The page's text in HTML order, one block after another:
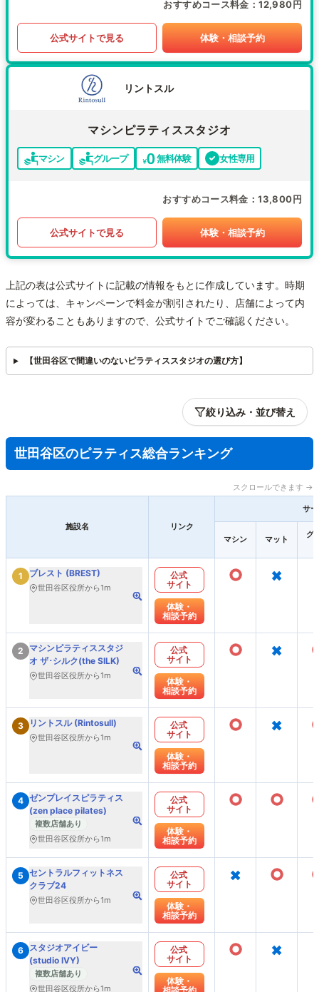
おすすめコース料金 12,980円
公式サイトで見る 体験・相談予約
リントスル
マシンピラティススタジオ
マシン グループ 無料体験 女性専用
おすすめコース料金 13,800円
公式サイトで見る 体験・相談予約
上記の表は公式サイトに記載の情報をもとに作成しています。時期
によっては、キャンペーンで料金が割引されたり、店舗によって内
容が変わることもありますので、公式サイトでご確認ください。
【世田谷区で間違いのないピラティススタジオの選び方】
絞り込み・並び替え
世田谷区のピラティス総合ランキング
スクロールできます →
施設名 リンク
サ
マシン マット
グ
1 ブレスト (BREST)
世田谷区役所から1m
公式
サイト
体験・
相談予約
○ ×
2
マシンピラティススタジ
オ ザ･シルク(the SILK)
世田谷区役所から1m
公式
サイト
体験・
相談予約
○ ×
3 リントスル (Rintosull)
世田谷区役所から1m
公式
サイト
体験・
相談予約
○ ×
4 ゼンプレイスピラティス
(zen place pilates)
複数店舗あり
世田谷区役所から1m
公式
サイト
体験・
相談予約
○ ○
5 セントラルフィットネス
クラブ24
世田谷区役所から1m
公式
サイト
体験・
相談予約
× ○
6 スタジオアイビー
(studio IVY)
複数店舗あり
世田谷区役所から1m
公式
サイト
体験・
○ ×